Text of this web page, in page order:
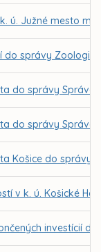
Južné mesto
do správy
do správy Správe
do správy Správe
Košice do správy
v k. ú. Košické
investícií